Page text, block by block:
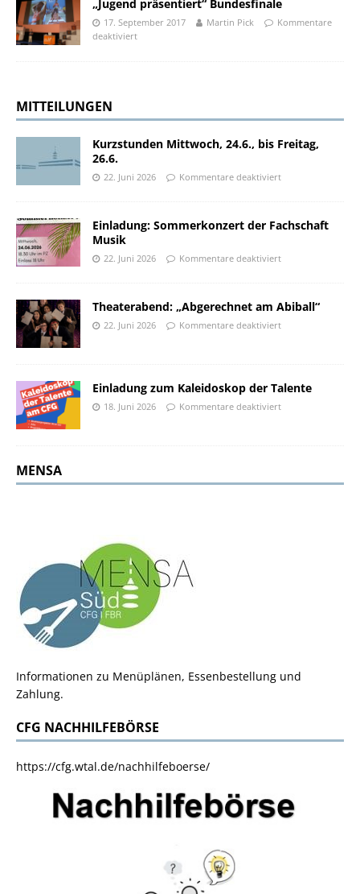
„Jugend präsentiert“ Bundesfinale
17. September 2017 Martin Pick
Kommentare
deaktiviert
MITTEILUNGEN
Kurzstunden Mittwoch, 24.6., bis Freitag,
26.6.
22. Juni 2026 Kommentare deaktiviert
Einladung: Sommerkonzert der Fachschaft
Musik
22. Juni 2026 Kommentare deaktiviert
Theaterabend: „Abgerechnet am Abiball“
22. Juni 2026 Kommentare deaktiviert
Einladung zum Kaleidoskop der Talente
18. Juni 2026 Kommentare deaktiviert
MENSA
Informationen zu Menüplänen, Essenbestellung und
Zahlung.
CFG NACHHILFEBÖRSE
https://cfg.wtal.de/nachhilfeboerse/